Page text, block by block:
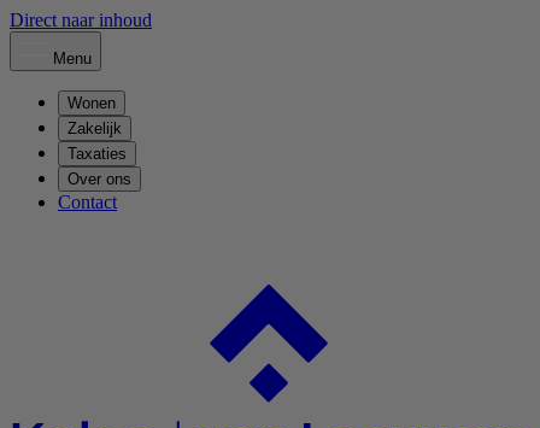
Direct naar inhoud
Menu
Wonen
Zakelijk
Taxaties
Over ons
Contact